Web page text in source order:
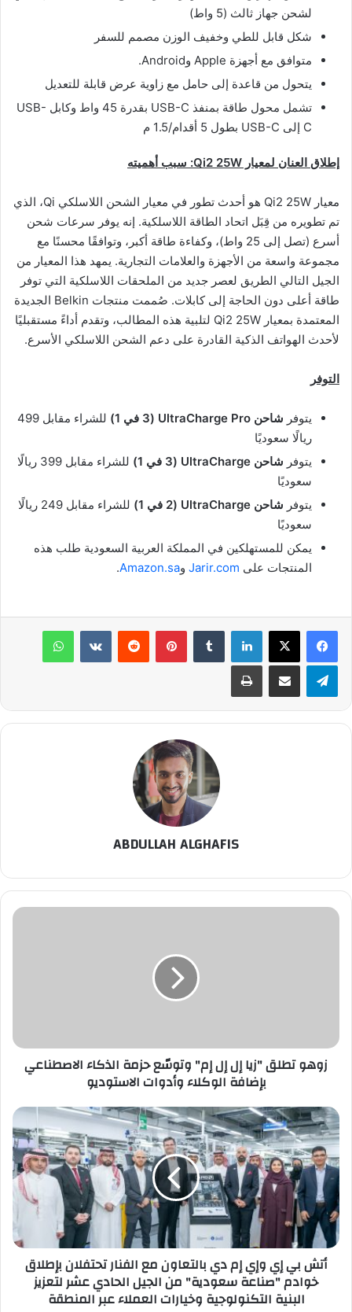
لشحن جهاز ثالث (5 واط)
شكل قابل للطي وخفيف الوزن مصمم للسفر
متوافق مع أجهزة Apple وAndroid.
يتحول من قاعدة إلى حامل مع زاوية عرض قابلة للتعديل
تشمل محول طاقة بمنفذ USB-C بقدرة 45 واط وكابل USB-
C إلى USB-C بطول 5 أقدام/1.5 م
إطلاق العنان لمعيار Qi2 25W: سبب أهميته
معيار Qi2 25W هو أحدث تطور في معيار الشحن اللاسلكي Qi، الذي
تم تطويره من قِبَل اتحاد الطاقة اللاسلكية. إنه يوفر سرعات شحن
أسرع (تصل إلى 25 واط)، وكفاءة طاقة أكبر، وتوافقًا محسنًا مع
مجموعة واسعة من الأجهزة والعلامات التجارية. يمهد هذا المعيار من
الجيل التالي الطريق لعصر جديد من الملحقات اللاسلكية التي توفر
طاقة أعلى دون الحاجة إلى كابلات. صُممت منتجات Belkin الجديدة
المعتمدة بمعيار Qi2 25W لتلبية هذه المطالب، وتقدم أداءً مستقبليًا
لأحدث الهواتف الذكية القادرة على دعم الشحن اللاسلكي الأسرع.
التوفر
يتوفر شاحن UltraCharge Pro ( 3 في 1)
للشراء مقابل 499
ريالًا سعوديًا
يتوفر شاحن UltraCharge ( 3 في 1)
للشراء مقابل 399 ريالًا
سعوديًا
يتوفر شاحن UltraCharge ( 2 في 1)
للشراء مقابل 249 ريالًا
سعوديًا
يمكن للمستهلكين في المملكة العربية السعودية طلب هذه
المنتجات على Jarir.com وAmazon.sa
.
لينكدإن بينتيريست واتساب
تيلقرام مشاركة عبر البريد طباعة
ABDULLAH ALGHAFIS
زوهو
الذكاء
الاصطناعي
وأدوات
الاستوديو
زوهو تطلق "زيا إل إل إم" وتوسّع حزمة الذكاء الاصطناعي
بإضافة الوكلاء وأدوات الاستوديو
أتش
بي
إي
وإي
إم
دي
بالتعاون
مع
الفنار
تحتفلان
بإطلاق
أتش بي إي وإي إم دي بالتعاون مع الفنار تحتفلان بإطلاق
خوادم "صناعة سعودية" من الجيل الحادي عشر لتعزيز
البنية التكنولوجية وخيارات العملاء عبر المنطقة